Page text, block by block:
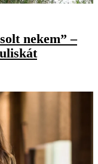
nekem” –